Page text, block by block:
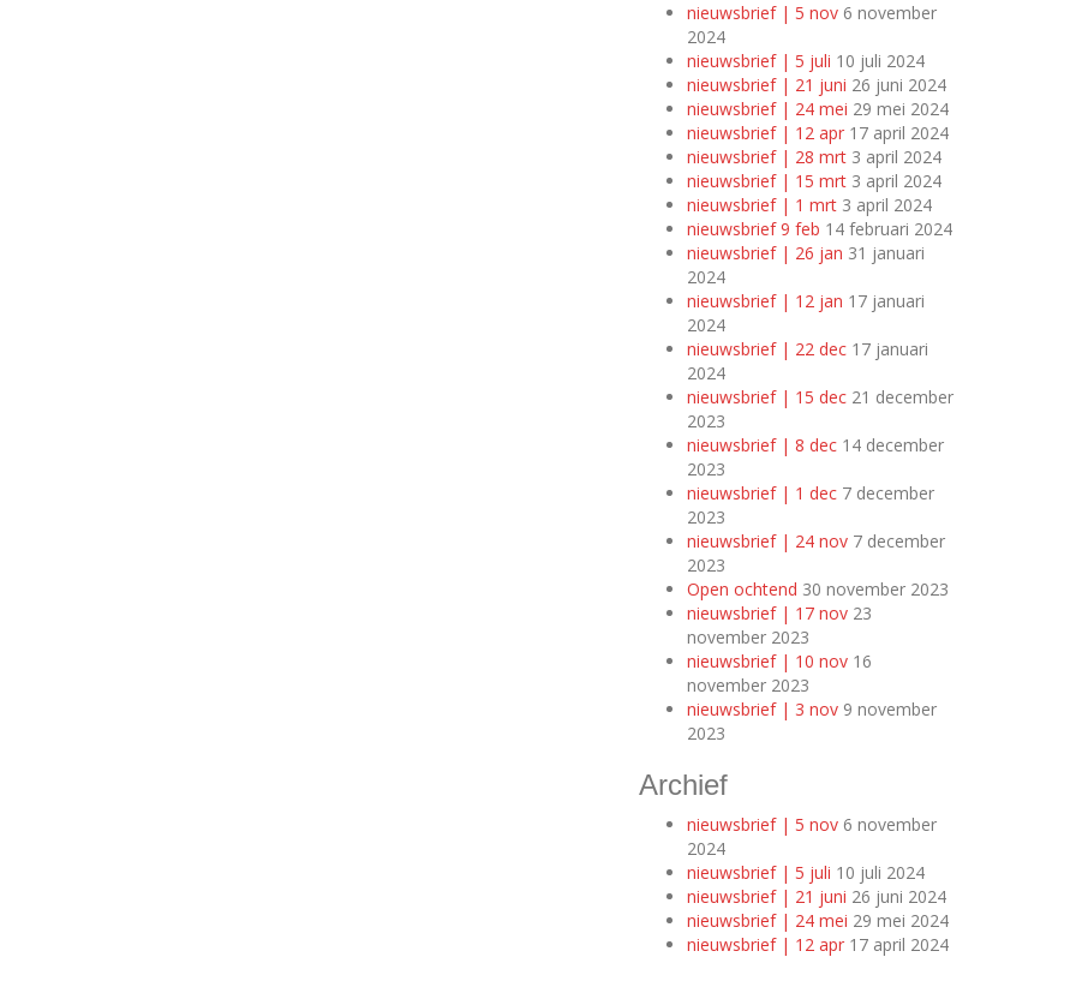
nieuwsbrief | 5 nov 6 november
2024
nieuwsbrief | 5 juli 10 juli 2024
nieuwsbrief | 21 juni 26 juni 2024
nieuwsbrief | 24 mei 29 mei 2024
nieuwsbrief | 12 apr 17 april 2024
nieuwsbrief | 28 mrt 3 april 2024
nieuwsbrief | 15 mrt 3 april 2024
nieuwsbrief | 1 mrt 3 april 2024
nieuwsbrief 9 feb 14 februari 2024
nieuwsbrief | 26 jan 31 januari
2024
nieuwsbrief | 12 jan 17 januari
2024
nieuwsbrief | 22 dec 17 januari
2024
nieuwsbrief | 15 dec 21 december
2023
nieuwsbrief | 8 dec 14 december
2023
nieuwsbrief | 1 dec 7 december
2023
nieuwsbrief | 24 nov 7 december
2023
Open ochtend 30 november 2023
nieuwsbrief | 17 nov 23
november 2023
nieuwsbrief | 10 nov 16
november 2023
nieuwsbrief | 3 nov 9 november
2023
Archief
nieuwsbrief | 5 nov 6 november
2024
nieuwsbrief | 5 juli 10 juli 2024
nieuwsbrief | 21 juni 26 juni 2024
nieuwsbrief | 24 mei 29 mei 2024
nieuwsbrief | 12 apr 17 april 2024